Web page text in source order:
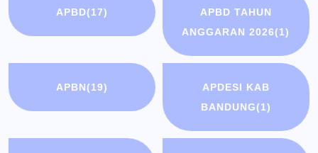
APBD(17)
APBD TAHUN
ANGGARAN 2026(1)
APBN(19)
APDESI KAB
BANDUNG(1)